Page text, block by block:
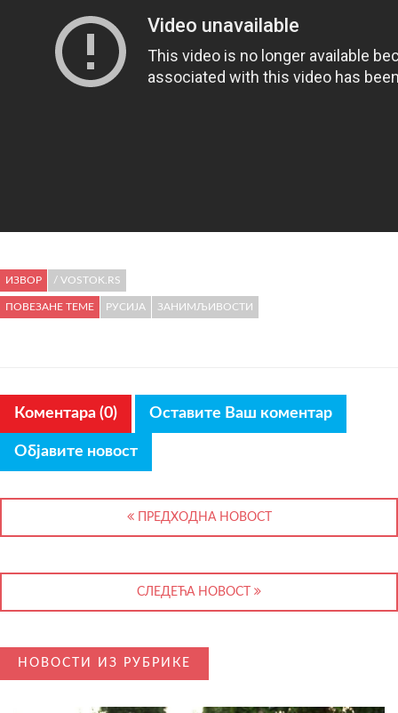
ИЗВОР / VOSTOK.RS
ПОВЕЗАНЕ ТЕМЕ РУСИЈА ЗАНИМЉИВОСТИ
Коментара (0) Оставите Ваш коментар
Објавите новост
ПРЕДХОДНА НОВОСТ
СЛЕДЕЋА НОВОСТ
НОВОСТИ ИЗ РУБРИКЕ